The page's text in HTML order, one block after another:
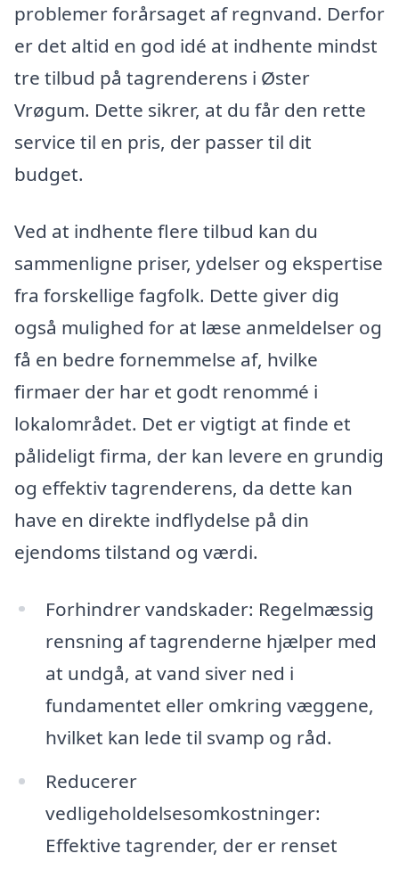
problemer forårsaget af regnvand. Derfor
er det altid en god idé at indhente mindst
tre tilbud på tagrenderens i Øster
Vrøgum. Dette sikrer, at du får den rette
service til en pris, der passer til dit
budget.
Ved at indhente flere tilbud kan du
sammenligne priser, ydelser og ekspertise
fra forskellige fagfolk. Dette giver dig
også mulighed for at læse anmeldelser og
få en bedre fornemmelse af, hvilke
firmaer der har et godt renommé i
lokalområdet. Det er vigtigt at finde et
pålideligt firma, der kan levere en grundig
og effektiv tagrenderens, da dette kan
have en direkte indflydelse på din
ejendoms tilstand og værdi.
Forhindrer vandskader: Regelmæssig
rensning af tagrenderne hjælper med
at undgå, at vand siver ned i
fundamentet eller omkring væggene,
hvilket kan lede til svamp og råd.
Reducerer
vedligeholdelsesomkostninger:
Effektive tagrender, der er renset